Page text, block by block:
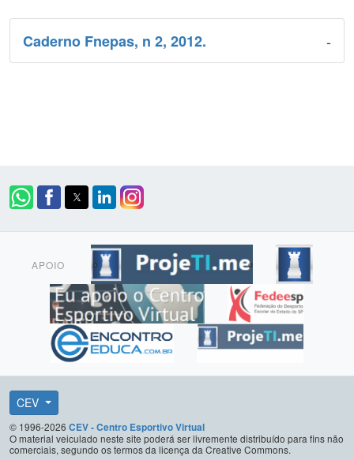
Caderno Fnepas, n 2, 2012. -
APOIO
CEV
© 1996-2026 CEV - Centro Esportivo Virtual
O material veiculado neste site poderá ser livremente distribuído para fins não
comerciais, segundo os termos da licença da Creative Commons.